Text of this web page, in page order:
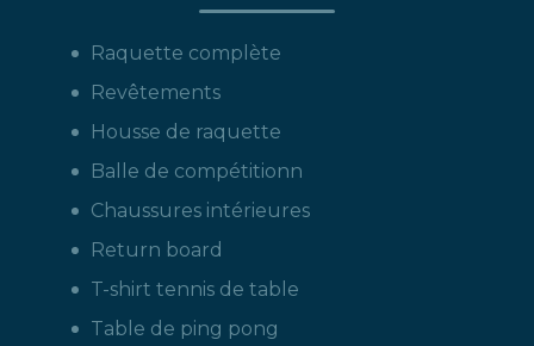
Raquette complète
Revêtements
Housse de raquette
Balle de compétitionn
Chaussures intérieures
Return board
T-shirt tennis de table
Table de ping pong